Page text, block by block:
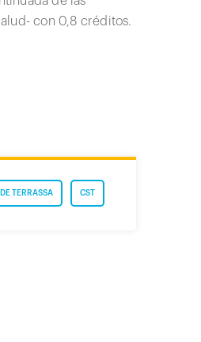
con 0,8 créditos.
CST
TERRASSA